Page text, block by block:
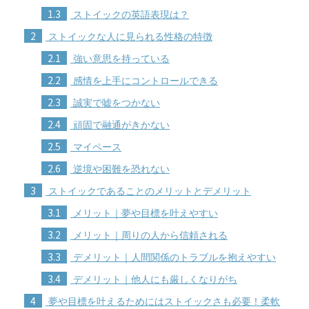
1.3 ストイックの英語表現は？
2 ストイックな人に見られる性格の特徴
2.1 強い意思を持っている
2.2 感情を上手にコントロールできる
2.3 誠実で嘘をつかない
2.4 頑固で融通がきかない
2.5 マイペース
2.6 逆境や困難を恐れない
3 ストイックであることのメリットとデメリット
3.1 メリット｜夢や目標を叶えやすい
3.2 メリット｜周りの人から信頼される
3.3 デメリット｜人間関係のトラブルを抱えやすい
3.4 デメリット｜他人にも厳しくなりがち
4
夢や目標を叶えるためにはストイックさも必要！柔軟